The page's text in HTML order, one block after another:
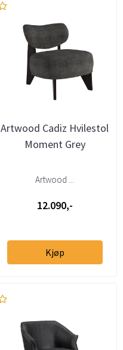
Artwood Cadiz Hvilestol
Moment Grey
Artwood ...
12.090,-
Kjøp